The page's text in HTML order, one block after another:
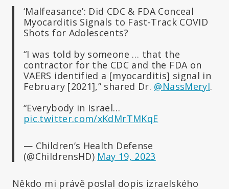
‘Malfeasance’: Did CDC & FDA Conceal
Myocarditis Signals to Fast-Track COVID
Shots for Adolescents?
“I was told by someone … that the
contractor for the CDC and the FDA on
VAERS identified a [myocarditis] signal in
February [2021],” shared Dr. @NassMeryl.
“Everybody in Israel…
pic.twitter.com/xKdMrTMKqE
— Children’s Health Defense
(@ChildrensHD) May 19, 2023
Někdo mi právě poslal dopis izraelského